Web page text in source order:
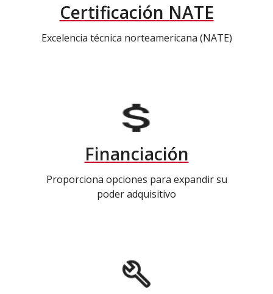
Certificación NATE
Excelencia técnica norteamericana (NATE)
Financiación
Proporciona opciones para expandir su
poder adquisitivo